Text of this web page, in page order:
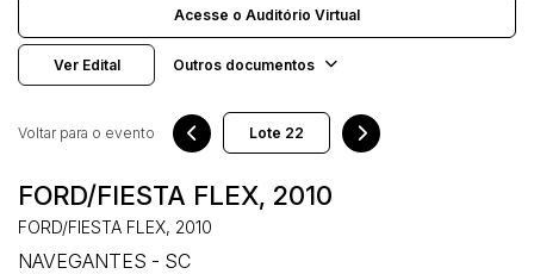
Acesse o Auditório Virtual
Ver Edital Outros documentos
FORD/FIESTA FLEX, 2010
FORD/FIESTA FLEX, 2010
NAVEGANTES - SC
Voltar para o evento